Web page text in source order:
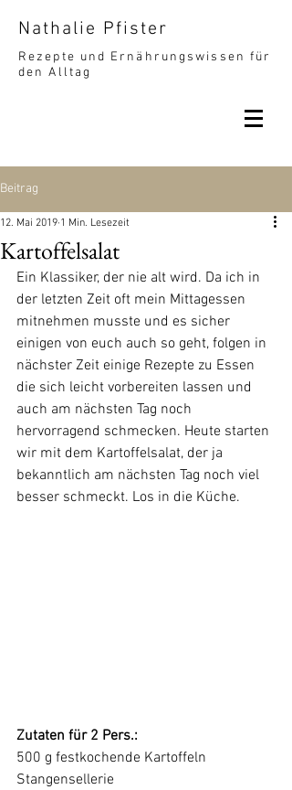
Nathalie Pfister
Rezepte und Ernährungswissen für
den Alltag
Beitrag
Kartoffelsalat
12. Mai 2019 1 Min. Lesezeit
Ein Klassiker, der nie alt wird. Da ich in
der letzten Zeit oft mein Mittagessen
mitnehmen musste und es sicher
einigen von euch auch so geht, folgen in
nächster Zeit einige Rezepte zu Essen
die sich leicht vorbereiten lassen und
auch am nächsten Tag noch
hervorragend schmecken. Heute starten
wir mit dem Kartoffelsalat, der ja
bekanntlich am nächsten Tag noch viel
besser schmeckt. Los in die Küche.
Zutaten für 2 Pers.:
500 g festkochende Kartoffeln
Stangensellerie